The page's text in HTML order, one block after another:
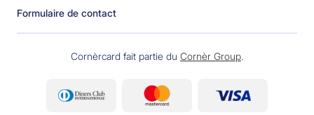
Formulaire de contact
Cornèrcard fait partie du Cornèr Group.